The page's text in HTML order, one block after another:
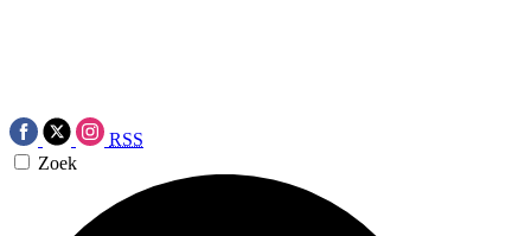
RSS
Zoek